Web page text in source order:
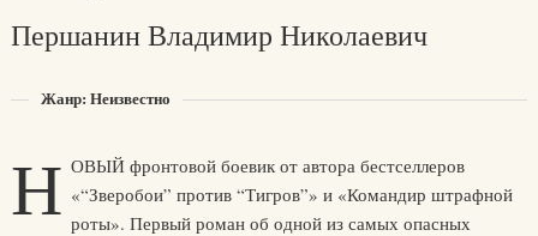
Першанин Владимир Николаевич
Жанр: Неизвестно
Н ОВЫЙ фронтовой боевик от автора бестселлеров
«“Зверобои” против “Тигров”» и «Командир штрафной
роты». Первый роман об одной из самых опасных